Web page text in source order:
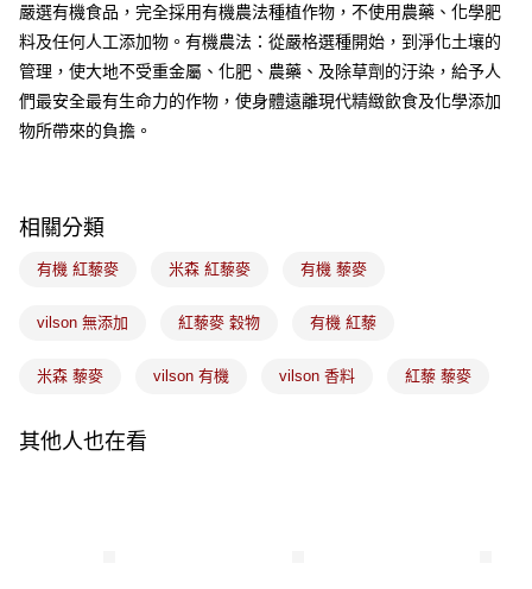
每筆NT$100，滿NT$1,500(含以上)免運費
常溫宅配-(限重20kg以下)
付款後門市自取
嚴選有機食品，完全採用有機農法種植作物，不使用農藥、化學肥
料及任何人工添加物。有機農法：從嚴格選種開始，到淨化土壤的
管理，使大地不受重金屬、化肥、農藥、及除草劑的汙染，給予人
們最安全最有生命力的作物，使身體遠離現代精緻飲食及化學添加
物所帶來的負擔。
相關分類
有機 紅藜麥 米森 紅藜麥 有機 藜麥
vilson 無添加 紅藜麥 穀物 有機 紅藜
米森 藜麥 vilson 有機 vilson 香料 紅藜 藜麥
其他人也在看